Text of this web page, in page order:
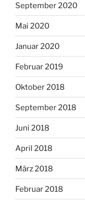
September 2020
Mai 2020
Januar 2020
Februar 2019
Oktober 2018
September 2018
Juni 2018
April 2018
März 2018
Februar 2018